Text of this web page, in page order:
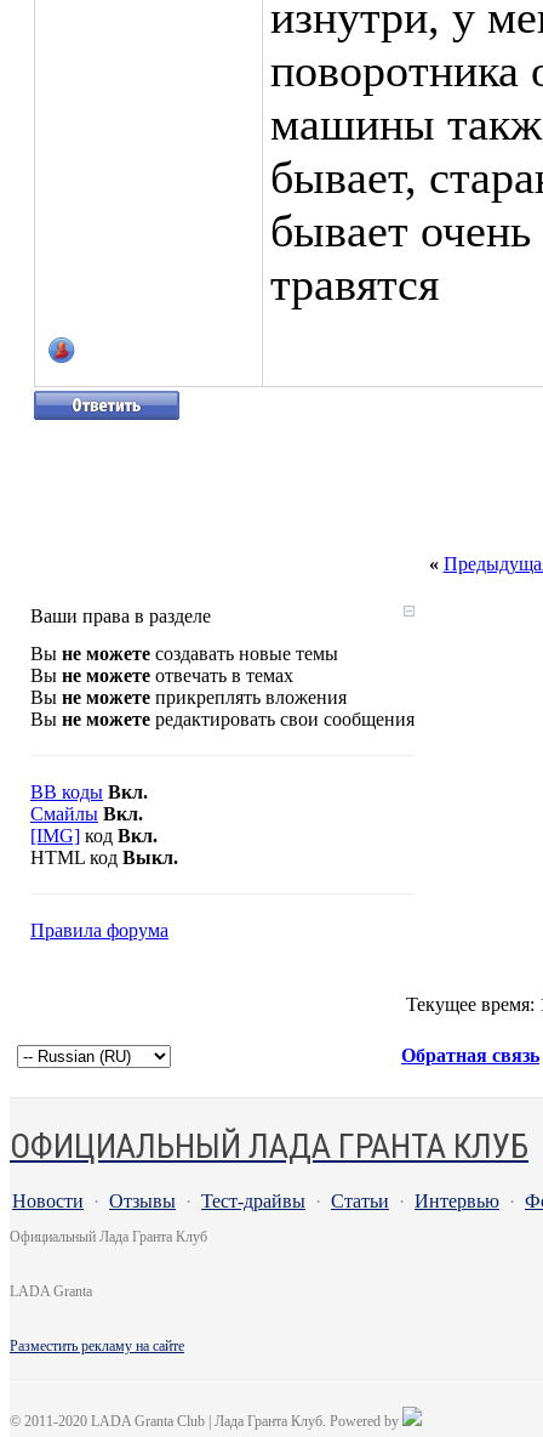
изнутри, у
поворотника
машины
бывает,
бывает
травятся
«
Ваши права в разделе
Вы не можете создавать новые темы
Вы не можете отвечать в темах
Вы не можете прикреплять вложения
Вы не можете редактировать свои сообщения
BB коды Вкл.
Смайлы Вкл.
[IMG] код Вкл.
HTML код Выкл.
Правила форума
Текущее время:
Обратная связь
ОФИЦИАЛЬНЫЙ ЛАДА ГРАНТА КЛУБ
Новости · Отзывы · Тест-драйвы · Статьи · Интервью ·
Официальный Лада Гранта Клуб
LADA Granta
Разместить рекламу на сайте
© 2011-2020 LADA Granta Club | Лада Гранта Клуб. Powered by